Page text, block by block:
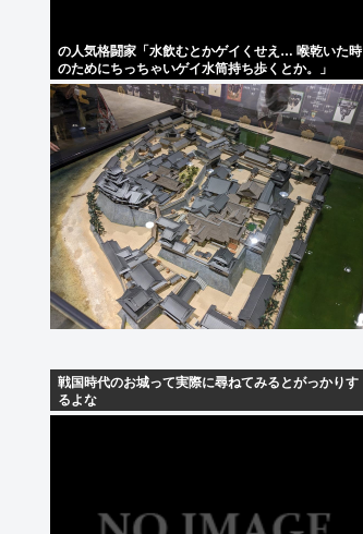
の人気格闘家「水飲むとかゲイくせえ… 喉乾いた時
のためにちっちゃいゲイ水筒持ち歩くとか。」
戦国時代のお城って実際に尋ねてみるとがっかりす
るよな